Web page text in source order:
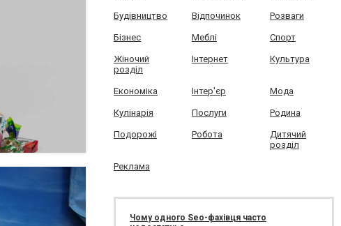
Будівництво Відпочинок Розваги
Бізнес Меблі Спорт
Жіночий
розділ
Інтернет Культура
Економіка Інтер'єр Мода
Кулінарія Послуги Родина
Подорожі Робота
Дитячий
розділ
Реклама
Чому одного Seo-фахівця часто